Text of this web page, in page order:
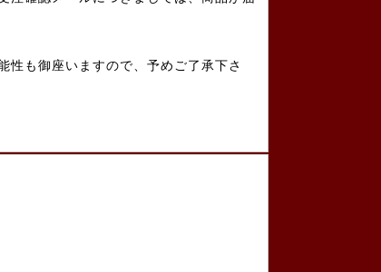
性も御座いますので、予めご了承下さ